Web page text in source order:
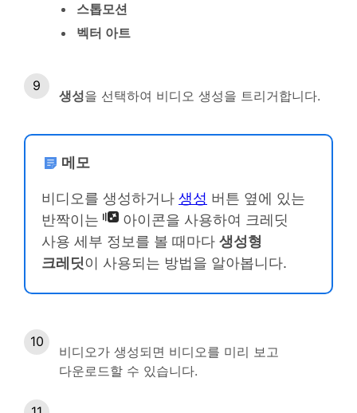
스톱모션
벡터 아트
생성을 선택하여 비디오 생성을 트리거합니다.
메모
비디오를 생성하거나 생성 버튼 옆에 있는
반짝이는
아이콘을 사용하여 크레딧
사용 세부 정보를 볼 때마다 생성형
크레딧이 사용되는 방법을 알아봅니다.
비디오가 생성되면 비디오를 미리 보고
다운로드할 수 있습니다.